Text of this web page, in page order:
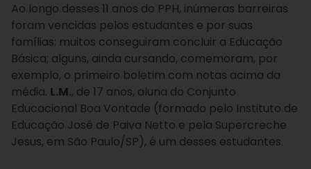
Ao longo desses 11 anos do PPH, inúmeras barreiras
foram vencidas pelos estudantes e por suas
famílias: muitos conseguiram concluir a Educação
Básica; alguns, ainda cursando, comemoram, por
exemplo, o primeiro boletim com notas acima da
média. L.M., de 17 anos, aluna do Conjunto
Educacional Boa Vontade (formado pelo Instituto de
Educação José de Paiva Netto e pela Supercreche
Jesus, em São Paulo/SP), é um desses estudantes.